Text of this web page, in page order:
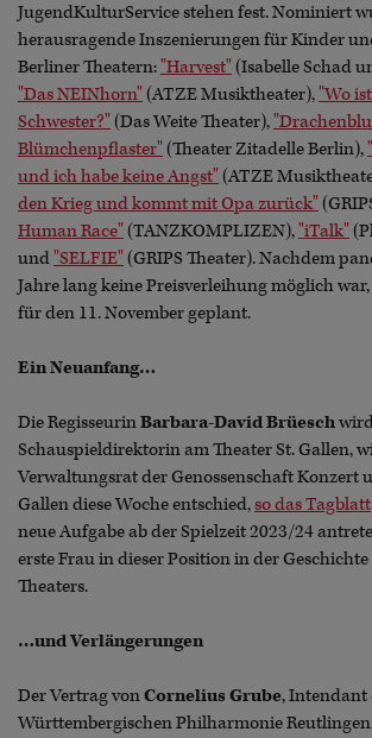
JugendKulturService stehen fest. Nominiert
herausragende Inszenierungen für Kinder
Berliner Theatern:"Harvest"(Isabelle Schad
"Das NEINhorn"(ATZE Musiktheater),"Wo
Schwester?"(Das Weite Theater),
Blümchenpflaster"(Theater Zitadelle Berlin),
und ich habe keine Angst"(ATZE
den Krieg und kommt mit Opa zurück"
Human Race"(TANZKOMPLIZEN),"iTalk"
und"SELFIE"(GRIPS Theater). Nachdem
Jahre lang keine Preisverleihung möglich war,
für den 11. November geplant.
Ein Neuanfang…
Die RegisseurinBarbara-David Brüesch
Schauspieldirektorin am Theater St. Gallen,
Verwaltungsrat der Genossenschaft Konzert
Gallen diese Woche entschied,so das Tagblatt
neue Aufgabe ab der Spielzeit 2023/24
erste Frau in dieser Position in der Geschichte
Theaters.
…und Verlängerungen
Der Vertrag vonCornelius Grube, Intendant
Württembergischen Philharmonie